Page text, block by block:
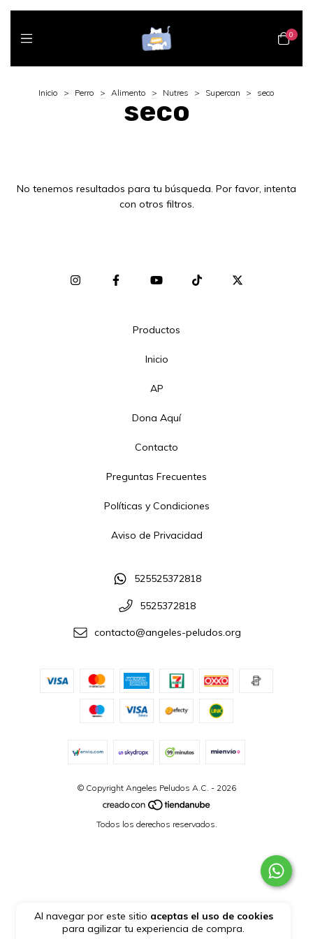
0
Al navegar por este sitio aceptas el uso de cookies
para agilizar tu experiencia de compra.
Inicio > Perro > Alimento > Nutres > Supercan > seco
seco
No tenemos resultados para tu búsqueda. Por favor, intenta
con otros filtros.
Productos
Inicio
AP
Dona Aquí
Contacto
Preguntas Frecuentes
Políticas y Condiciones
Aviso de Privacidad
525525372818
5525372818
contacto@angeles-peludos.org
© Copyright Angeles Peludos A.C. - 2026
Todos los derechos reservados.